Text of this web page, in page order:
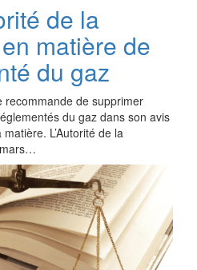
de la
matière de
du gaz
recommande de supprimer
du gaz dans son avis
L’Autorité de la